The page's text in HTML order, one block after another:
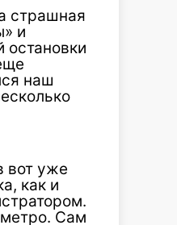
страшная
и
остановки
наш
вот уже
как и
метро. Сам